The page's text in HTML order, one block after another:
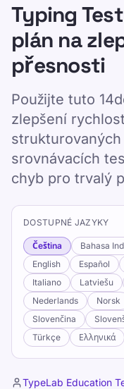
Typing
plán na
přesnosti
Použijte tuto
zlepšení
srovnávacích
chyb pro trvalý
DOSTUPNÉ JAZYKY
Čeština Bahasa
English
Español
Italiano
Latviešu
Nederlands
Norsk
Slovenčina
Türkçe
Ελληνικά
TypeLab Education